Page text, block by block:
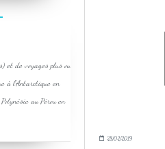
28/02/2019
et de voyages plus ou
à l'Antarctique en
au Pérou en